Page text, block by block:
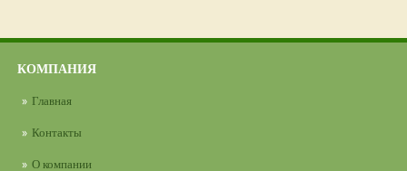
КОМПАНИЯ
Главная
Контакты
О компании